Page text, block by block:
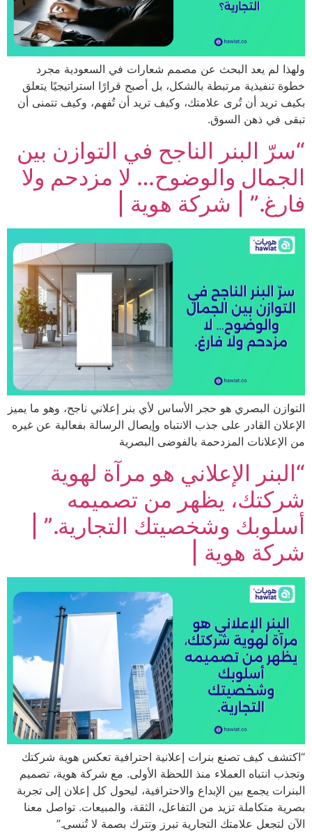
لم يعد البحث عن مصمم شعارات في السعودية مجرد
مرتبطة بالشكل، بل أصبح قرارًا استراتيجيًا يتعلق
تريد أن تُرى علامتك، وكيف تريد أن تُفهم، وكيف تتمنى أن
في ذهن السوق.
البنر الناجح في التوازن بين
والوضوح… لا مزدحم ولا
| شركة هوية |
البصري هو حجر الأساس لأي بنر إعلاني ناجح، وهو ما يميز
القادر على جذب الانتباه وإيصال الرسالة بفعالية عن غيره
المزدحمة بالفوضى البصرية
الإعلاني هو مرآة لهوية
يظهر من تصميمه
وشخصيتك التجارية.” |
هوية |
كيف تصنع بنرات إعلانية احترافية تعكس هوية شركتك
انتباه العملاء منذ اللحظة الأولى. مع شركة هوية، تصميم
يجمع بين الإبداع والاحترافية، ليحول كل إعلان إلى تجربة
متكاملة تزيد من التفاعل، الثقة، والمبيعات. تواصل معنا
علامتك التجارية تبرز وتترك بصمة لا تُنسى.”